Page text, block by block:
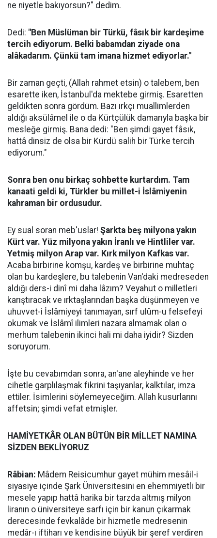
ne niyetle bakıyorsun?" dedim.
Dedi: "Ben Müslüman bir Türkü, fâsık bir kardeşime
tercih ediyorum. Belki babamdan ziyade ona
alâkadarım. Çünkü tam imana hizmet ediyorlar."
Bir zaman geçti, (Allah rahmet etsin) o talebem, ben
esarette iken, İstanbul'da mektebe girmiş. Esaretten
geldikten sonra gördüm. Bazı ırkçı muallimlerden
aldığı aksülâmel ile o da Kürtçülük damarıyla başka bir
mesleğe girmiş. Bana dedi: "Ben şimdi gayet fâsık,
hattâ dinsiz de olsa bir Kürdü salih bir Türke tercih
ediyorum."
Sonra ben onu birkaç sohbette kurtardım. Tam
kanaati geldi ki, Türkler bu millet-i İslâmiyenin
kahraman bir ordusudur.
Ey sual soran meb'uslar! Şarkta beş milyona yakın
Kürt var. Yüz milyona yakın İranlı ve Hintliler var.
Yetmiş milyon Arap var. Kırk milyon Kafkas var.
Acaba birbirine komşu, kardeş ve birbirine muhtaç
olan bu kardeşlere, bu talebenin Van'daki medreseden
aldığı ders-i dinî mi daha lâzım? Veyahut o milletleri
karıştıracak ve ırktaşlarından başka düşünmeyen ve
uhuvvet-i İslâmiyeyi tanımayan, sırf ulûm-u felsefeyi
okumak ve İslâmî ilimleri nazara almamak olan o
merhum talebenin ikinci hali mi daha iyidir? Sizden
soruyorum.
İşte bu cevabımdan sonra, an'ane aleyhinde ve her
cihetle garplılaşmak fikrini taşıyanlar, kalktılar, imza
ettiler. İsimlerini söylemeyeceğim. Allah kusurlarını
affetsin; şimdi vefat etmişler.
HAMİYETKÂR OLAN BÜTÜN BİR MİLLET NAMINA
SİZDEN BEKLİYORUZ
Râbian: Mâdem Reisicumhur gayet mühim mesâil-i
siyasiye içinde Şark Üniversitesini en ehemmiyetli bir
mesele yapıp hattâ harika bir tarzda altmış milyon
liranın o üniversiteye sarfı için bir kanun çıkarmak
derecesinde fevkalâde bir hizmetle medresenin
medâr-ı iftiharı ve kendisine büyük bir şeref verdiren